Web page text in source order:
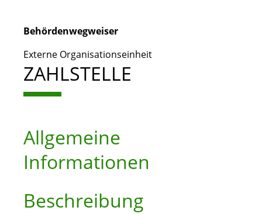
Behördenwegweiser
Externe Organisationseinheit
ZAHLSTELLE
Allgemeine
Informationen
Beschreibung